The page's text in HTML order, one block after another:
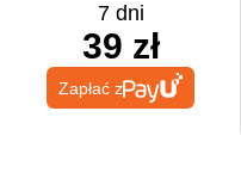
7 dni
39 zł
Zapłać z